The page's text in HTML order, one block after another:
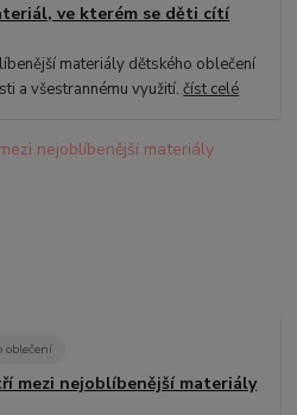
ve kterém se děti cítí
materiály dětského oblečení
a všestrannému využití.číst celé
oblečení
mezi nejoblíbenější materiály